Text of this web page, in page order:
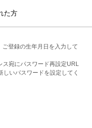
た方
登録の生年月日を入力して
ス宛にパスワード再設定URL
いパスワードを設定してく